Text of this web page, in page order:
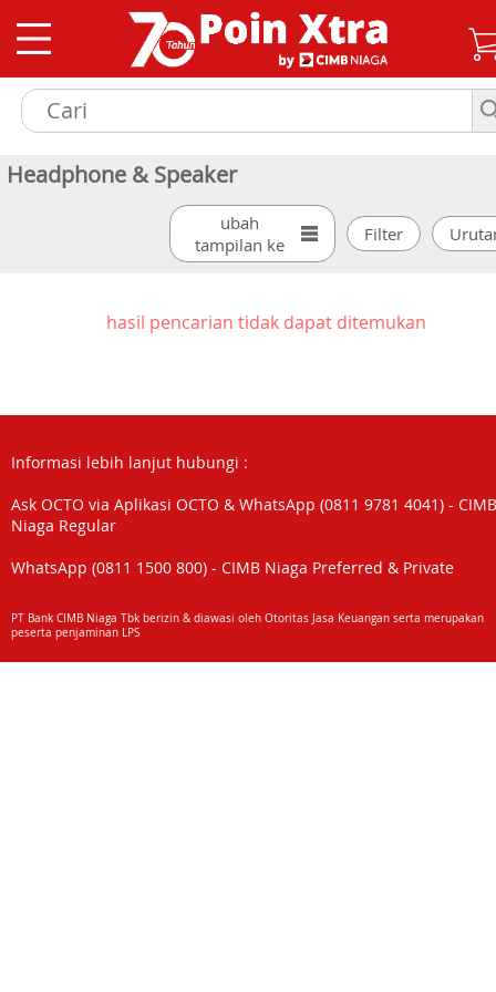
Headphone & Speaker
ubah
tampilan ke
hasil pencarian tidak dapat ditemukan
Informasi lebih lanjut hubungi :
Ask OCTO via Aplikasi OCTO & WhatsApp (0811 9781 4041) - CIMB
Niaga Regular
WhatsApp (0811 1500 800) - CIMB Niaga Preferred & Private
PT Bank CIMB Niaga Tbk berizin & diawasi oleh Otoritas Jasa Keuangan serta merupakan
peserta penjaminan LPS